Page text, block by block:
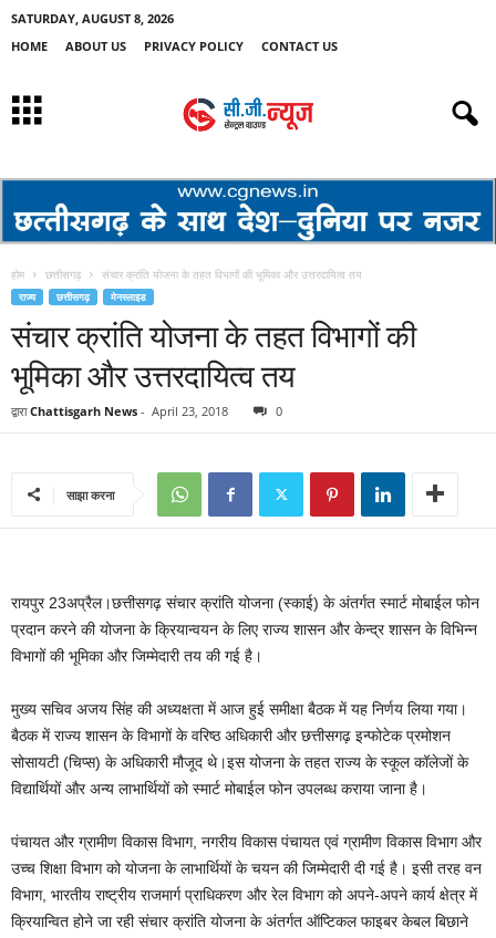
SATURDAY, AUGUST 8, 2026
HOME
ABOUT US PRIVACY POLICY CONTACT US
होम छत्तीसगढ़ संचार क्रांति योजना के तहत विभागों की भूमिका और उत्तरदायित्व तय
राज्य छत्तीसगढ़ मेनस्लाइड
संचार क्रांति योजना के तहत विभागों की
भूमिका और उत्तरदायित्व तय
द्वारा Chattisgarh News - April 23, 2018 0
साझा करना
रायपुर 23अप्रैल।छत्तीसगढ़ संचार क्रांति योजना (स्काई) के अंतर्गत स्मार्ट मोबाईल फोन
प्रदान करने की योजना के क्रियान्वयन के लिए राज्य शासन और केन्द्र शासन के विभिन्न
विभागों की भूमिका और जिम्मेदारी तय की गई है।
मुख्य सचिव अजय सिंह की अध्यक्षता में आज हुई समीक्षा बैठक में यह निर्णय लिया गया।
बैठक में राज्य शासन के विभागों के वरिष्ठ अधिकारी और छत्तीसगढ़ इन्फोटेक प्रमोशन
सोसायटी (चिप्स) के अधिकारी मौजूद थे।इस योजना के तहत राज्य के स्कूल कॉलेजों के
विद्यार्थियों और अन्य लाभार्थियों को स्मार्ट मोबाईल फोन उपलब्ध कराया जाना है।
पंचायत और ग्रामीण विकास विभाग, नगरीय विकास पंचायत एवं ग्रामीण विकास विभाग और
उच्च शिक्षा विभाग को योजना के लाभार्थियों के चयन की जिम्मेदारी दी गई है। इसी तरह वन
विभाग, भारतीय राष्ट्रीय राजमार्ग प्राधिकरण और रेल विभाग को अपने-अपने कार्य क्षेत्र में
क्रियान्वित होने जा रही संचार क्रांति योजना के अंतर्गत ऑप्टिकल फाइबर केबल बिछाने